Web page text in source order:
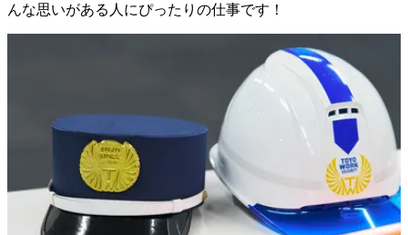
んな思いがある人にぴったりの仕事です！